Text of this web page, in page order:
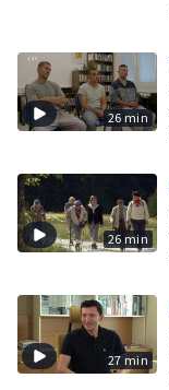
26 min
26 min
27 min